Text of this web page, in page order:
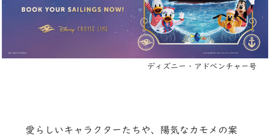
ディズニー・アドベンチャー号
愛らしいキャラクターたちや、陽気なカモメの案